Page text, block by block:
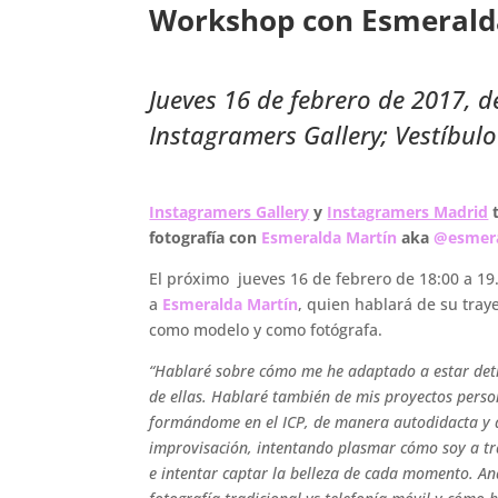
Workshop con
Jueves 16 de febrero de 2017,
Instagramers Gallery;
Instagramers Gallery y Instagramers Madrid
fotografía con Esmeralda Martín aka
El próximo jueves 16 de febrero de 18:00 a
a Esmeralda Martín, quien hablará de su
como modelo y como fotógrafa.
“Hablaré sobre cómo me he adaptado a estar
de ellas. Hablaré también de mis proyectos
formándome en el ICP, de manera autodidacta
improvisación, intentando plasmar cómo soy a
e intentar captar la belleza de cada momento.